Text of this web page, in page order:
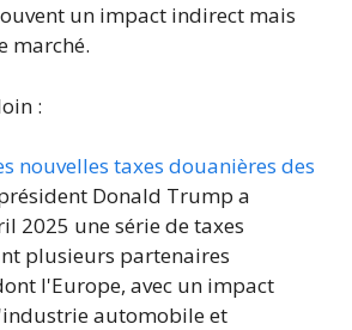
un impact indirect mais
marché.
:
nouvelles taxes douanières des
Donald Trump a
2025 une série de taxes
plusieurs partenaires
l'Europe, avec un impact
automobile et